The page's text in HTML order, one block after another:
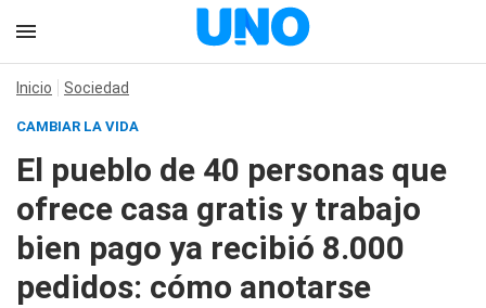
Inicio Sociedad
CAMBIAR LA VIDA
El pueblo de 40 personas que
ofrece casa gratis y trabajo
bien pago ya recibió 8.000
pedidos: cómo anotarse